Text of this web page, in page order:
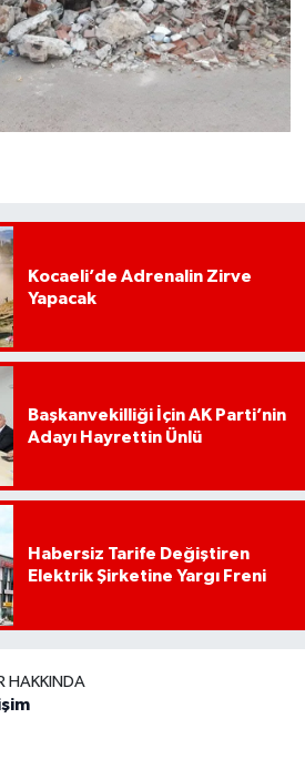
Kocaeli’de Adrenalin Zirve
Yapacak
Başkanvekilliği İçin AK Parti’nin
Adayı Hayrettin Ünlü
Habersiz Tarife Değiştiren
Elektrik Şirketine Yargı Freni
HAKKINDA